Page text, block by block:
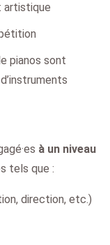
artistique
pianos sont
à un niveau
tels que :
direction, etc.)